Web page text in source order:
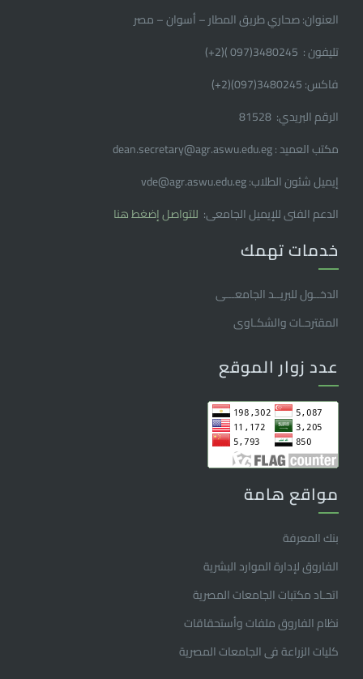
العنوان: صحاري طريق المطار – أسوان – مصر
تليفون : 3480245(097 )(2
+
)
فاكس: 3480245(097)(2
+
)
الرقم البريدي: 81528
مكتب العميد : dean.secretary@agr.aswu.edu.eg
إيميل شئون الطلاب: vde@agr.aswu.edu.eg
الدعم الفنى للإيميل الجامعى: للتواصل إضغط هنا
خدمات تهمك
الدخــول للبريــد الجامعـــى
المقترحـات والشكـاوى
عدد زوار الموقع
مواقع هامة
بنك المعرفة
الفاروق ﻹدارة الموارد البشرية
اتحـاد مكتبات الجامعات المصرية
نظام الفاروق ملفات وأستحقاقات
كليات الزراعة فى الجامعات المصرية